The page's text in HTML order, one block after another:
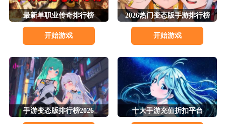
最新单职业传奇排行榜
开始游戏
2026热门变态版手游排行榜
开始游戏
手游变态版排行榜2026 十大手游充值折扣平台